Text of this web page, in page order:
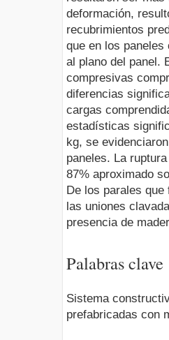
deformación,
recubrimientos
que en los paneles
al plano del panel.
compresivas
diferencias
cargas
estadísticas
kg, se
paneles. La
87% aproximado
De los parales
las uniones
presencia de
Palabras clave
Sistema
prefabricadas con